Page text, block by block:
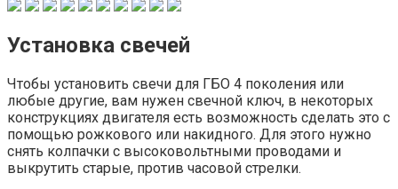
Установка свечей
Чтобы установить свечи для ГБО 4 поколения или
любые другие, вам нужен свечной ключ, в некоторых
конструкциях двигателя есть возможность сделать это с
помощью рожкового или накидного. Для этого нужно
снять колпачки с высоковольтными проводами и
выкрутить старые, против часовой стрелки.